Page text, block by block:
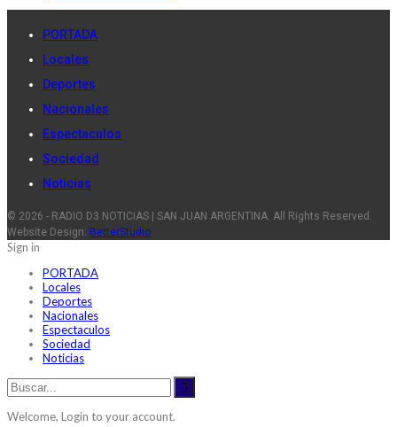
PORTADA
Locales
Deportes
Nacionales
Espectaculos
Sociedad
Noticias
© 2026 - RADIO D3 NOTICIAS | SAN JUAN ARGENTINA. All Rights Reserved.
Website Design: BetterStudio
Sign in
PORTADA
Locales
Deportes
Nacionales
Espectaculos
Sociedad
Noticias
Welcome, Login to your account.